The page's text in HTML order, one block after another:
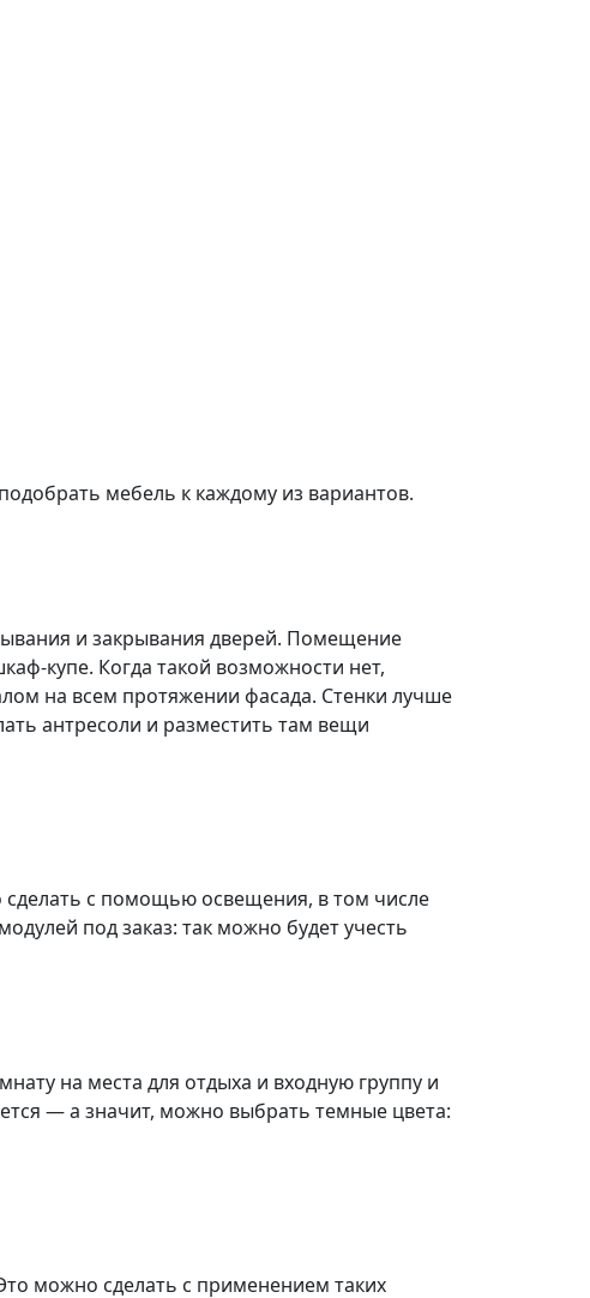
мебель к каждому из вариантов.
и закрывания дверей. Помещение
купе. Когда такой возможности нет,
на всем протяжении фасада. Стенки лучше
антресоли и разместить там вещи
сделать с помощью освещения, в том числе
под заказ: так можно будет учесть
на места для отдыха и входную группу и
— а значит, можно выбрать темные цвета:
можно сделать с применением таких